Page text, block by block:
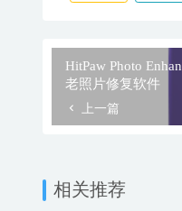
HitPaw Photo
老照片修复软件
上一篇
相关推荐